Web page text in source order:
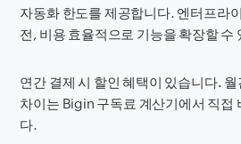
자동화 한도를 제공합니다. 엔터프라
전, 비용 효율적으로 기능을 확장할 수
연간 결제 시 할인 혜택이 있습니다. 월
차이는 Bigin 구독료 계산기에서 직접
다.